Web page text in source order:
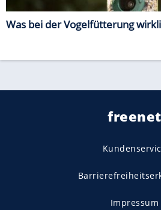
Was bei der Vogelfütterung
freenet
Impressum